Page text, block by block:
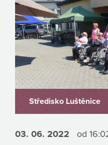
Středisko Luštěnice
03. 06. 2022 od